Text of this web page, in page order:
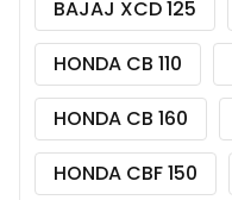
BAJAJ XCD 125
HONDA CB 110
HONDA CB 160
HONDA CBF 150